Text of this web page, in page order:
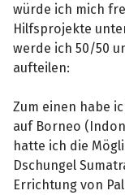
würde ich mich
Hilfsprojekte
werde ich 50/50
aufteilen:
Zum einen habe
auf Borneo
hatte ich die
Dschungel
Errichtung von